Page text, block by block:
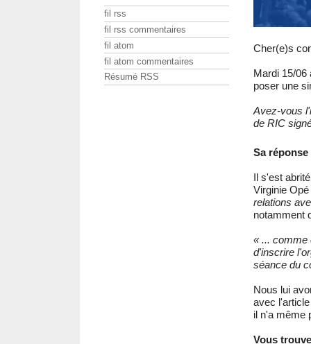
Cher(e)s
Mardi 15/06
poser une
Avez-vous
de RIC
Sa réponse
Il s'est
Virginie Opé
relations
notamment
« ... comme
d'inscrire
séance du
Nous lui
avec
il n'a même
Vous
fil rss
fil rss commentaires
fil atom
fil atom commentaires
Résumé RSS